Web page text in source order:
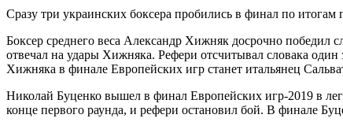
Сразу три украинских боксера пробились в финал по итогам
Боксер среднего веса Александр Хижняк досрочно победил
отвечал на удары Хижняка. Рефери отсчитывал словака
Хижняка в финале Европейских игр станет итальянец
Николай Буценко вышел в финал Европейских игр-2019 в
конце первого раунда, и рефери остановил бой. В финале